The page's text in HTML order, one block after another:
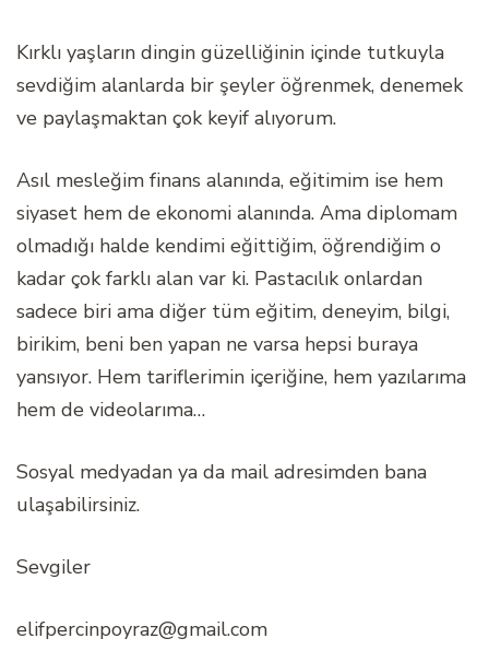
Kırklı yaşların dingin güzelliğinin içinde tutkuyla
sevdiğim alanlarda bir şeyler öğrenmek, denemek
ve paylaşmaktan çok keyif alıyorum.
Asıl mesleğim finans alanında, eğitimim ise hem
siyaset hem de ekonomi alanında. Ama diplomam
olmadığı halde kendimi eğittiğim, öğrendiğim o
kadar çok farklı alan var ki. Pastacılık onlardan
sadece biri ama diğer tüm eğitim, deneyim, bilgi,
birikim, beni ben yapan ne varsa hepsi buraya
yansıyor. Hem tariflerimin içeriğine, hem yazılarıma
hem de videolarıma…
Sosyal medyadan ya da mail adresimden bana
ulaşabilirsiniz.
Sevgiler
elifpercinpoyraz@gmail.com